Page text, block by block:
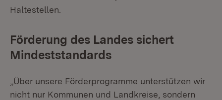
Haltestellen.
Förderung des Landes sichert
Mindeststandards
„Über unsere Förderprogramme unterstützen wir
nicht nur Kommunen und Landkreise, sondern